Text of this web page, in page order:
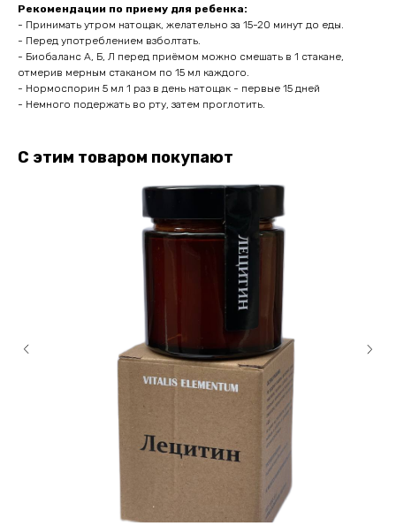
Рекомендации по приему для ребенка:
- Принимать утром натощак, желательно за 15-20 минут до еды.
- Перед употреблением взболтать.
- Биобаланс А, Б, Л перед приёмом можно смешать в 1 стакане,
отмерив мерным стаканом по 15 мл каждого.
- Нормоспорин 5 мл 1 раз в день натощак - первые 15 дней
- Немного подержать во рту, затем проглотить.
С этим товаром покупают